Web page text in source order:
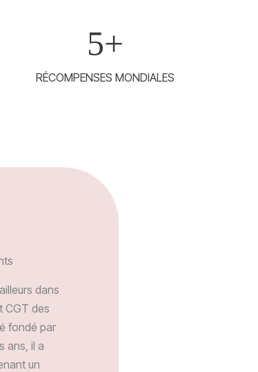
5+
RÉCOMPENSES MONDIALES
dans
CGT des
fondé par
ans, il a
un